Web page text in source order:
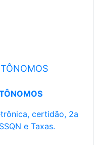
certidão, 2a
e Taxas.